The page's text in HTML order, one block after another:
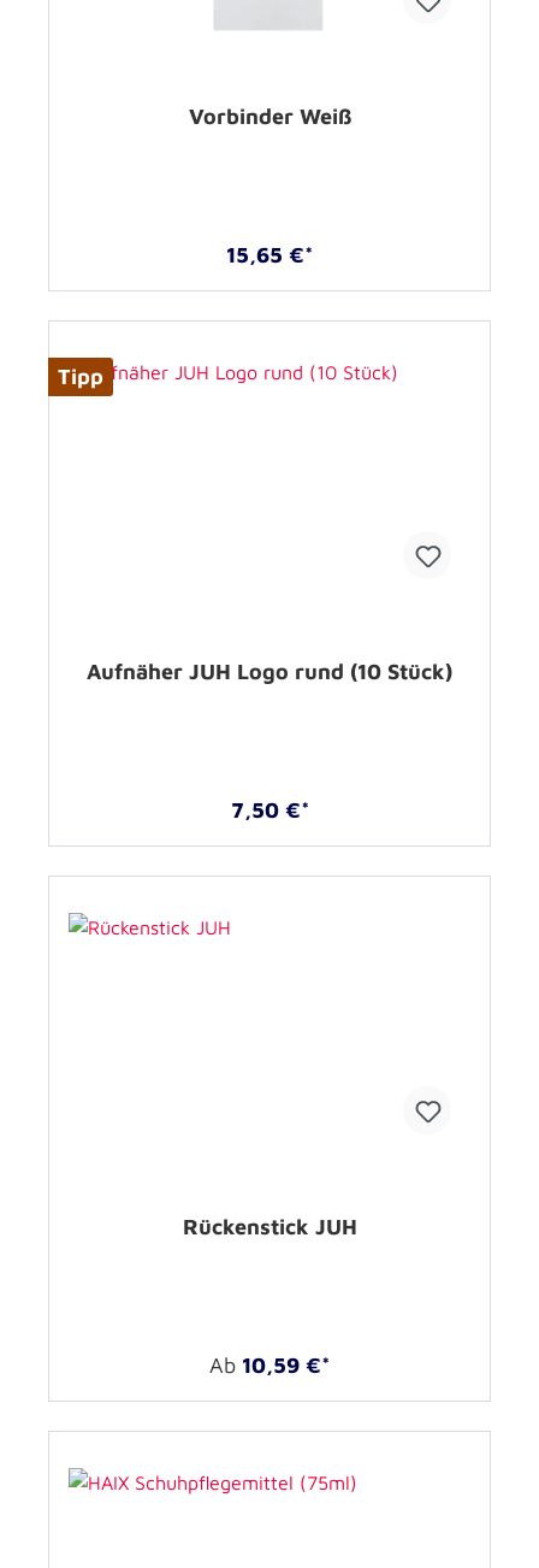
Vorbinder Weiß
15,65 €*
Tipp
Aufnäher JUH Logo rund (10 Stück)
7,50 €*
Rückenstick JUH
Ab 10,59 €*